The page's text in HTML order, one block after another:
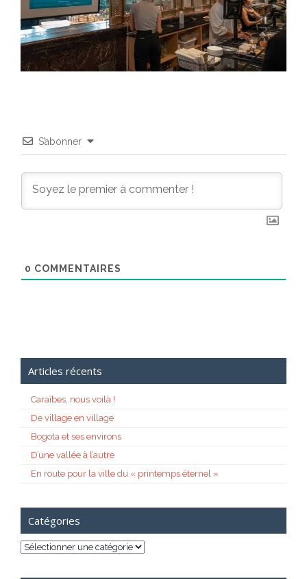
S’abonner
0 COMMENTAIRES
Articles récents
Caraïbes, nous voilà !
De village en village
Bogota et ses environs
D’une vallée à l’autre
En route pour la ville du « printemps éternel »
Catégories
Catégories